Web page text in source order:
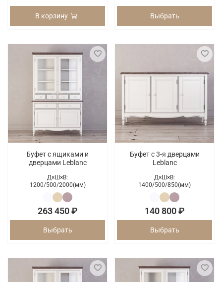
В корзину Выбрать
Буфет с ящиками и
дверцами Leblanc
Д×Ш×В:
1200/500/2000(мм)
263 450 ₽
Выбрать
Буфет c 3-я дверцами
Leblanc
Д×Ш×В:
1400/500/850(мм)
140 800 ₽
Выбрать